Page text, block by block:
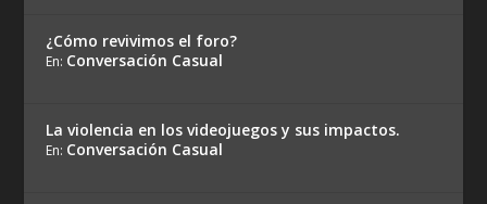
¿Cómo revivimos el foro?
En: Conversación Casual
La violencia en los videojuegos y sus impactos.
En: Conversación Casual